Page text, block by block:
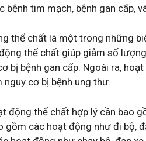
bệnh tim mạch, bệnh gan cấp,
thể chất là một trong những
thể chất giúp giảm số
bị bệnh gan cấp. Ngoài ra,
cơ bị bệnh ung thư.
động thể chất hợp lý cần bao
gồm các hoạt động như đi bộ,